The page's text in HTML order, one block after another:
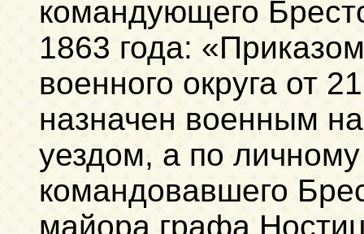
командующего
1863 года:
военного округа от
назначен военным
уездом, а по
командовавшего
майора графа